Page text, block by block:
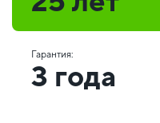
Гарантия:
3 года